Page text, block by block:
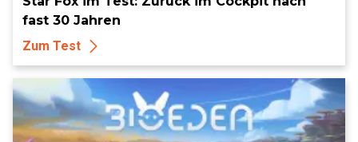
fast 30 Jahren
Zum Test